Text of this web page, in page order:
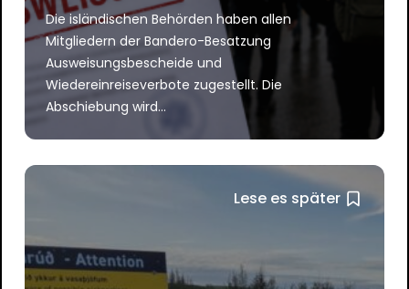
Die isländischen Behörden haben allen
Mitgliedern der Bandero-Besatzung
Ausweisungsbescheide und
Wiedereinreiseverbote zugestellt. Die
Abschiebung wird...
Lese es später